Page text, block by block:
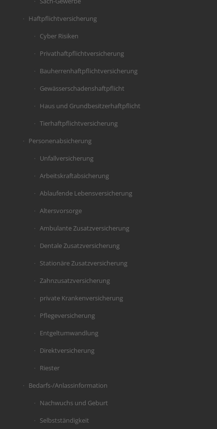
Haftpflichtversicherung
Cyber Risiken
Privathaftpflichtversicherung
Bauherrenhaftpflichtversicherung
Gewässerschadenshaftpflicht
Haus und Grundbesitzerhaftpflicht
Tierhaftpflichtversicherung
Personenabsicherung
Unfallversicherung
Arbeitskraftabsicherung
Ablaufende Lebensversicherung
Altersvorsorge
Ambulante Zusatzversicherung
Dentale Zusatzversicherung
Stationäre Zusatzversicherung
Zahnzusatzversicherung
private Krankenversicherung
Pflegeversicherung
Entgeltumwandlung
Direktversicherung
Riester
Bedarfs-/Anlassinformation
Nachwuchs und Geburt
Selbstständigkeit